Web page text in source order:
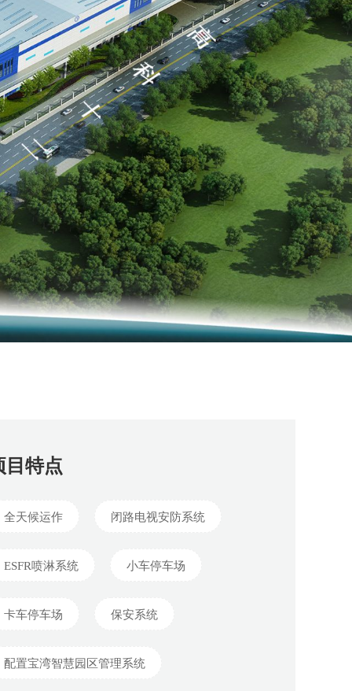
目特点
全天候运作 闭路电视安防系统
ESFR喷淋系统 小车停车场
卡车停车场 保安系统
配置宝湾智慧园区管理系统